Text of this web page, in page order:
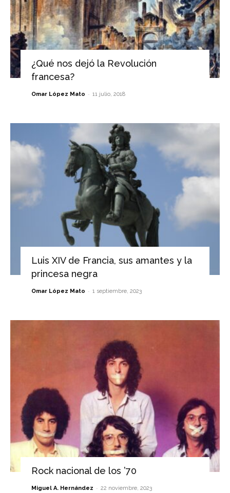
¿Qué nos dejó la Revolución
francesa?
Omar López Mato - 11 julio, 2018
Luis XIV de Francia, sus amantes y la
princesa negra
Omar López Mato - 1 septiembre, 2023
Rock nacional de los ’70
Miguel A. Hernández - 22 noviembre, 2023